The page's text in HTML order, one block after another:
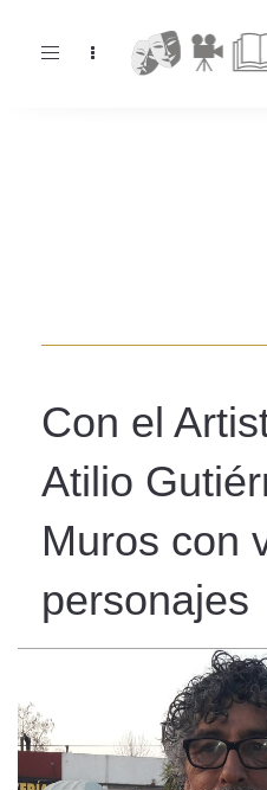
Toggle
Con el
Atilio
Muros con
personajes